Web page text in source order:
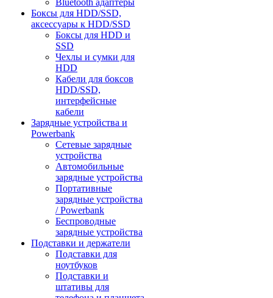
Bluetooth адаптеры
Боксы для HDD/SSD,
аксессуары к HDD/SSD
Боксы для HDD и
SSD
Чехлы и сумки для
HDD
Кабели для боксов
HDD/SSD,
интерфейсные
кабели
Зарядные устройства и
Powerbank
Сетевые зарядные
устройства
Автомобильные
зарядные устройства
Портативные
зарядные устройства
/ Powerbank
Беспроводные
зарядные устройства
Подставки и держатели
Подставки для
ноутбуков
Подставки и
штативы для